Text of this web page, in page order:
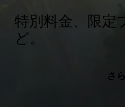
特別料金、限定
ど。
さ